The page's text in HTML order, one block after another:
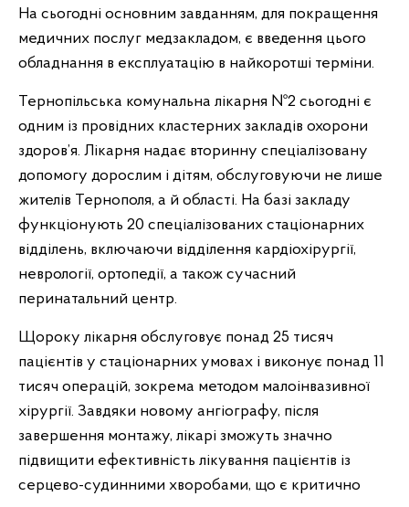
На сьогодні основним завданням, для покращення
медичних послуг медзакладом, є введення цього
обладнання в експлуатацію в найкоротші терміни.
Тернопільська комунальна лікарня №2 сьогодні є
одним із провідних кластерних закладів охорони
здоров’я. Лікарня надає вторинну спеціалізовану
допомогу дорослим і дітям, обслуговуючи не лише
жителів Тернополя, а й області. На базі закладу
функціонують 20 спеціалізованих стаціонарних
відділень, включаючи відділення кардіохірургії,
неврології, ортопедії, а також сучасний
перинатальний центр.
Щороку лікарня обслуговує понад 25 тисяч
пацієнтів у стаціонарних умовах і виконує понад 11
тисяч операцій, зокрема методом малоінвазивної
хірургії. Завдяки новому ангіографу, після
завершення монтажу, лікарі зможуть значно
підвищити ефективність лікування пацієнтів із
серцево-судинними хворобами, що є критично